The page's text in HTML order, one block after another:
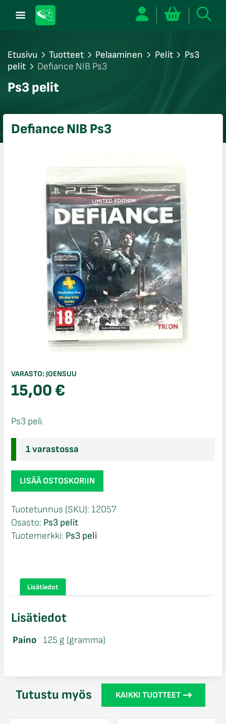
Etusivu Tuotteet Pelaaminen Pelit
Ps3
pelit
Defiance NIB Ps3
Ps3 pelit
Defiance NIB Ps3
VARASTO: JOENSUU
15,00€
Ps3 peli.
1 varastossa
Defiance
NIB
määrä
LISÄÄ OSTOSKORIIN
Tuotetunnus (SKU): 12057
Osasto: Ps3 pelit
Tuotemerkki: Ps3 peli
Lisätiedot
Lisätiedot
Paino 125 g (gramma)
Tutustu myös KAIKKI TUOTTEET
sulje
sulje